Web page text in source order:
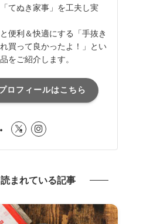
てぬき家事」を工夫し実
便利＆快適にする「手抜き
買って良かったよ！」とい
をご紹介します。
ロフィールはこちら
まれている記事